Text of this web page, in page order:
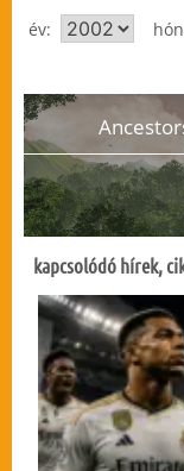
év:
kapcsolódó hírek,